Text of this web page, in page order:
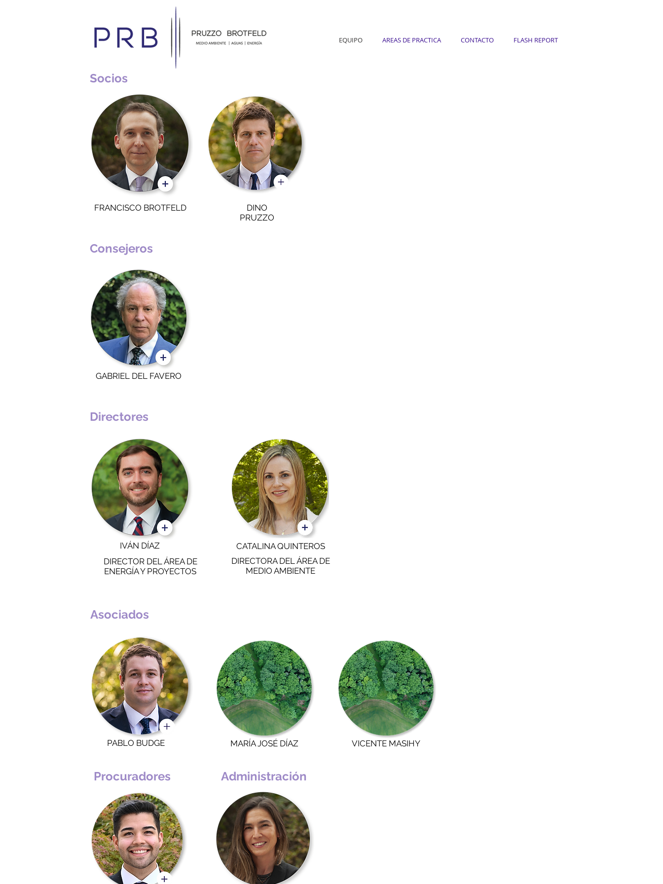
EQUIPO AREAS DE PRACTICA CONTACTO FLASH REPORT
Socios
FRANCISCO BROTFELD
DINO
PRUZZO
Consejeros
GABRIEL DEL FAVERO
Directores
IVÁN DÍAZ
DIRECTOR DEL ÁREA DE
ENERGÍA Y PROYECTOS
CATALINA QUINTEROS
DIRECTORA DEL ÁREA DE
MEDIO AMBIENTE
Asociados
PABLO BUDGE MARÍA JOSÉ DÍAZ VICENTE MASIHY
Procuradores Administración